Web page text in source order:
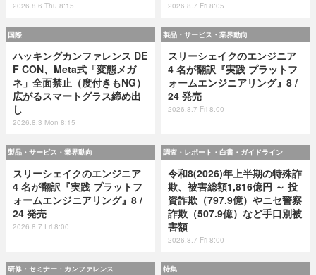
2026.8.6 Thu 8:15 2026.8.7 Fri 8:05
国際
ハッキングカンファレンス DE
F CON、Meta式「変態メガ
ネ」全面禁止（度付きもNG）
広がるスマートグラス締め出
し
2026.8.3 Mon 8:15
製品・サービス・業界動向
スリーシェイクのエンジニア
4 名が翻訳『実践 プラットフ
ォームエンジニアリング』8 /
24 発売
2026.8.7 Fri 8:00
製品・サービス・業界動向
スリーシェイクのエンジニア
4 名が翻訳『実践 プラットフ
ォームエンジニアリング』8 /
24 発売
2026.8.7 Fri 8:00
調査・レポート・白書・ガイドライン
令和8(2026)年上半期の特殊詐
欺、被害総額1,816億円 ～ 投
資詐欺（797.9億）やニセ警察
詐欺（507.9億）など手口別被
害額
2026.8.7 Fri 8:00
研修・セミナー・カンファレンス 特集